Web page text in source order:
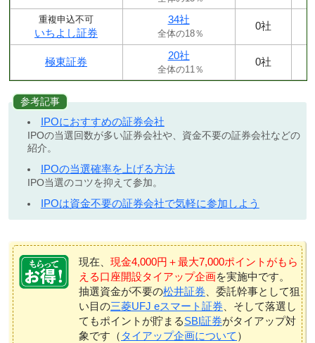
重複申込不可
いちよし証券
34社
全体の18％
0社
極東証券
20社
全体の11％
0社
参考記事
IPOにおすすめの証券会社
IPOの当選回数が多い証券会社や、資金不要の証券会社などの
紹介。
IPOの当選確率を上げる方法
IPO当選のコツを抑えて参加。
IPOは資金不要の証券会社で気軽に参加しよう
現在、 現金4,000円＋最大7,000ポイントがもら
える口座開設タイアップ企画を実施中です。
抽選資金が不要の松井証券 、委託幹事として狙
い目の三菱UFJ eスマート証券 、そして落選し
てもポイントが貯まるSBI証券がタイアップ対
象です（ タイアップ企画について ）